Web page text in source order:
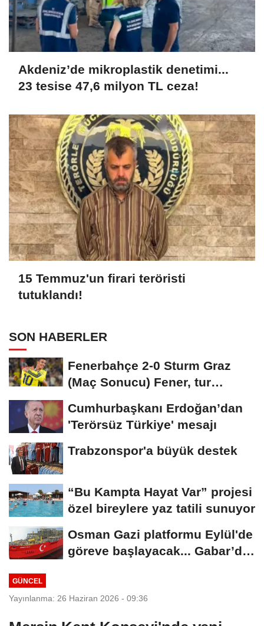
Akdeniz’de mikroplastik denetimi...
23 tesise 47,6 milyon TL ceza!
15 Temmuz'un firari teröristi
tutuklandı!
SON HABERLER
Fenerbahçe 2-0 Sturm Graz
(Maç Sonucu) Fener, tur
Cumhurbaşkanı Erdoğan’dan
'Terörsüz Türkiye' mesajı
Trabzonspor'a büyük destek
“Bu Kampta Hayat Var” projesi
özel bireylere yaz tatili sunuyor
Osman Gazi platformu Eylül'de
göreve başlayacak... Gabar’da
GÜNCEL
Yayınlanma: 26 Haziran 2026 - 09:36